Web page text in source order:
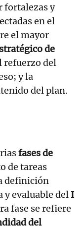
fortalezas y
en el
el mayor
de
refuerzo del
y la
del plan.
fases de
de tareas
definición
y evaluable del I
fase se refiere
del